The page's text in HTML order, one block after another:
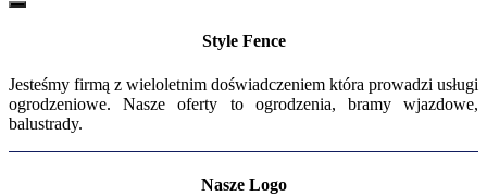
Style Fence
Jesteśmy firmą z wieloletnim doświadczeniem która prowadzi usługi
ogrodzeniowe. Nasze oferty to ogrodzenia, bramy wjazdowe,
balustrady.
Nasze Logo